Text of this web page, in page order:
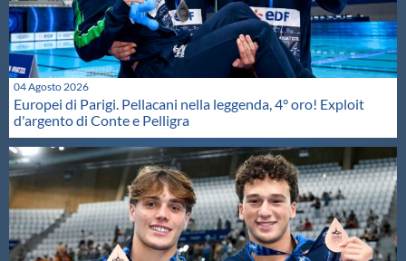
04 Agosto 2026
Europei di Parigi. Pellacani nella leggenda, 4° oro! Exploit
d'argento di Conte e Pelligra